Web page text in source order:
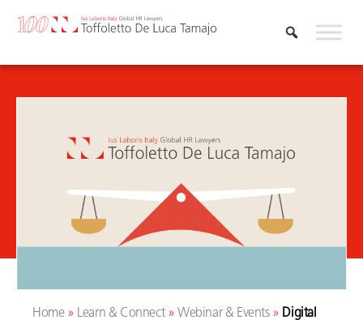
Home» Learn & Connect»Webinar & Events» Digital